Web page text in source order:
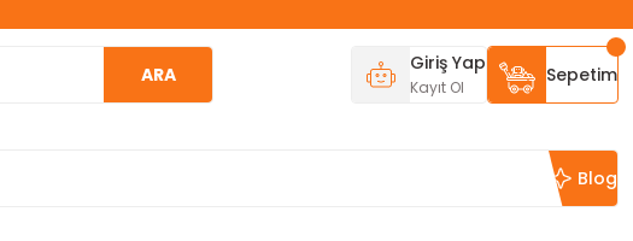
ARA Giriş Yap
Kayıt Ol
Sepetim
Blog